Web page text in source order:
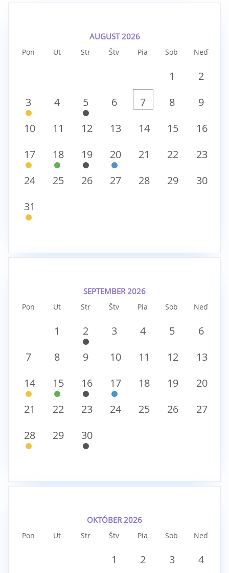
AUGUST 2026
Pon Ut Str Štv Pia Sob Neď
1
2
3
4 5 6 7 8
9
10
11 12 13 14 15
16
17
18 19 20 21 22
23
24
25 26 27 28 29
30
31
SEPTEMBER 2026
Pon Ut Str Štv Pia Sob Neď
1 2 3 4 5
6
7
8 9 10 11 12
13
14
15 16 17 18 19
20
21
22 23 24 25 26
27
28
29 30
OKTÓBER 2026
Pon Ut Str Štv Pia Sob Neď
1 2 3 4